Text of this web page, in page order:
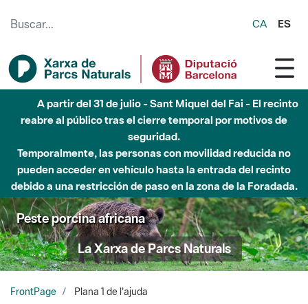
CA ES
A partir del 31 de julio - Sant Miquel del Fai - El recinto
reabre al público tras el cierre temporal por motivos de
seguridad.
Temporalmente, las personas con movilidad reducida no
pueden acceder en vehículo hasta la entrada del recinto
debido a una restricción de paso en la zona de la Foradada.
Peste porcina africana
La Xarxa de Parcs Naturals
FrontPage Plana 1 de l'ajuda